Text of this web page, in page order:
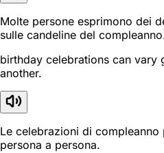
Molte persone esprimono dei
sulle candeline del
birthday celebrations can vary
another.
Le celebrazioni di
persona a persona.